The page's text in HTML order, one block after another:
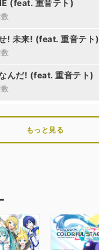
(feat. 重音テト)
! 未来! (feat. 重音テト)
んだ! (feat. 重音テト)
もっと見る